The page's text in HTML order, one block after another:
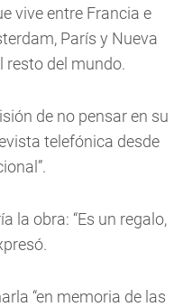
vive entre Francia e
París y Nueva
resto del mundo.
de no pensar en su
telefónica desde
la obra: “Es un regalo,
“en memoria de las